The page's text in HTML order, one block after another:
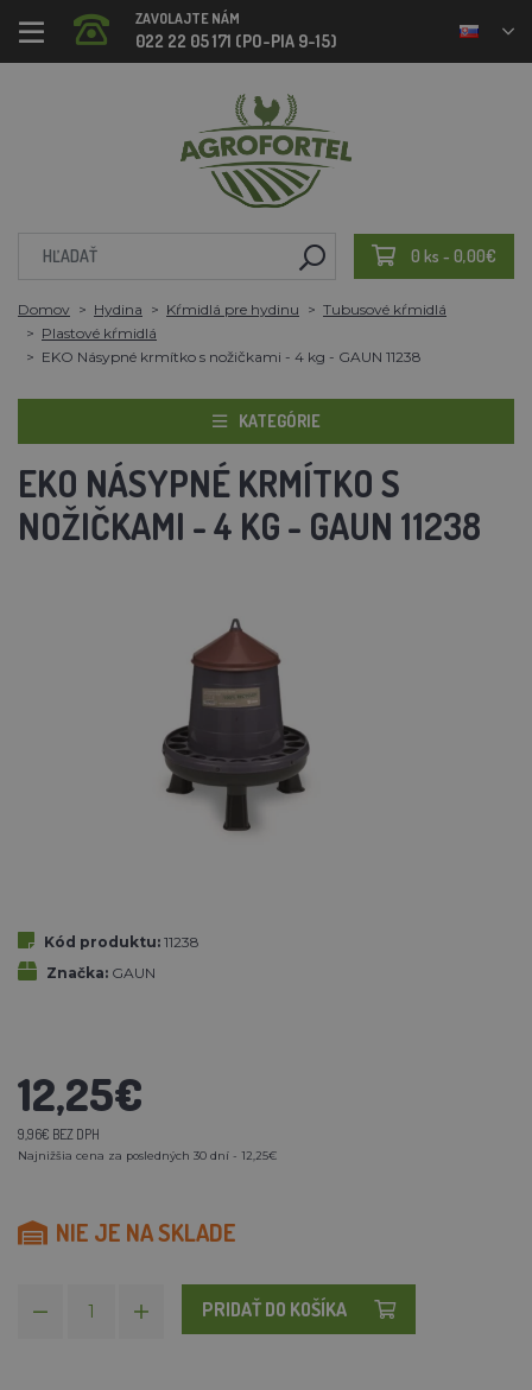
ZAVOLAJTE NÁM
022 22 05 171 (PO-PIA 9-15)
0 ks - 0,00€
Domov Hydina Kŕmidlá pre hydinu
Tubusové kŕmidlá
Plastové kŕmidlá
EKO Násypné krmítko s nožičkami - 4 kg - GAUN 11238
KATEGÓRIE
EKO NÁSYPNÉ KRMÍTKO S
NOŽIČKAMI - 4 KG - GAUN 11238
Kód produktu: 11238
Značka: GAUN
12,25€
9,96€ BEZ DPH
Najnižšia cena za posledných 30 dní - 12,25€
NIE JE NA SKLADE
PRIDAŤ DO KOŠÍKA